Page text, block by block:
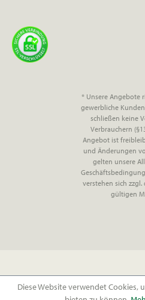
* Unsere Angebote
gewerbliche Kunden
schließen keine
Verbrauchern
Angebot ist
und Änderungen
gelten unsere
verstehen sich zzgl.
gültigen
Diese Website verwendet Cookies,